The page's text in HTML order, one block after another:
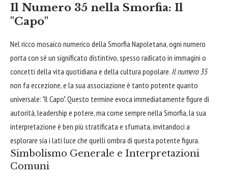
Il Numero 35 nella Smorfia: Il
"Capo"
Nel ricco mosaico numerico della Smorfia Napoletana, ogni numero
porta con sé un significato distintivo, spesso radicato in immagini o
concetti della vita quotidiana e della cultura popolare. Il numero 35
non fa eccezione, e la sua associazione è tanto potente quanto
universale: "Il Capo". Questo termine evoca immediatamente figure di
autorità, leadership e potere, ma come sempre nella Smorfia, la sua
interpretazione è ben più stratificata e sfumata, invitandoci a
esplorare sia i lati luce che quelli ombra di questa potente figura.
Simbolismo Generale e Interpretazioni
Comuni